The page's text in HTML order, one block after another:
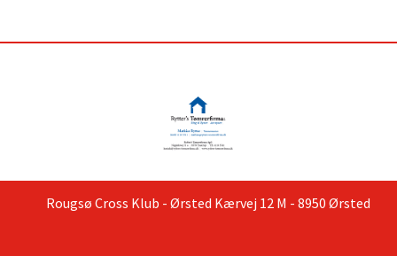
Rougsø Cross Klub - Ørsted Kærvej 12 M - 8950 Ørsted